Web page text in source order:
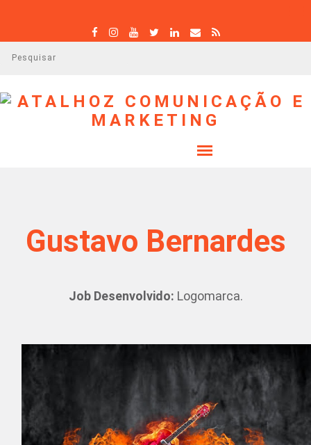
q
Gustavo Bernardes
Job Desenvolvido: Logomarca.